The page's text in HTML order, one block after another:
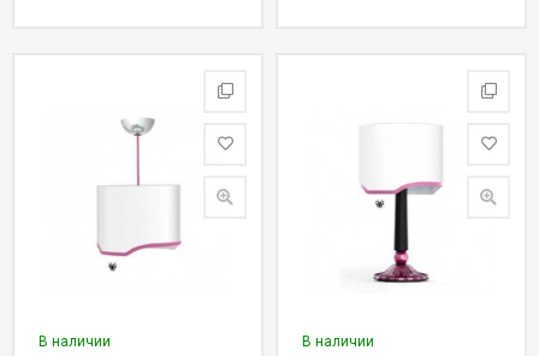
В наличии В наличии